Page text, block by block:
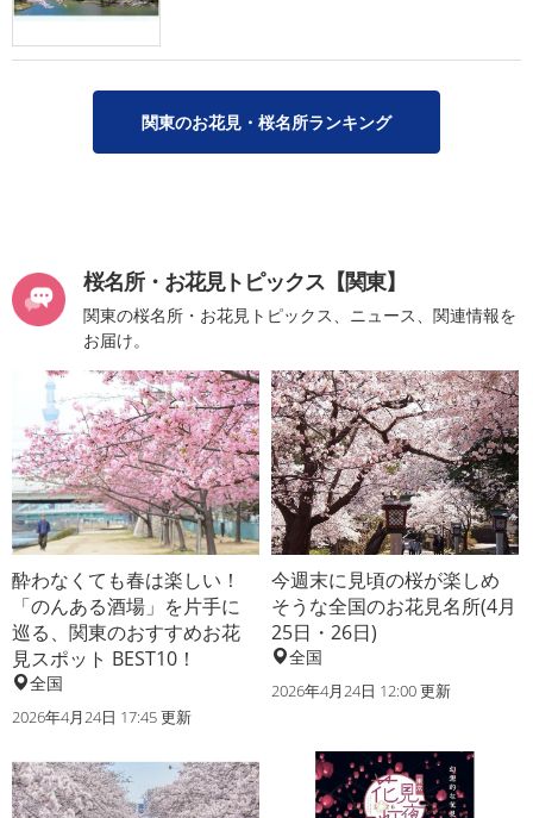
関東のお花見・桜名所ランキング
桜名所・お花見トピックス【関東】
関東の桜名所・お花見トピックス、ニュース、関連情報を
お届け。
酔わなくても春は楽しい！
「のんある酒場」を片手に
巡る、関東のおすすめお花
見スポット BEST10！
全国
2026年4月24日 17:45 更新
今週末に見頃の桜が楽しめ
そうな全国のお花見名所(4月
25日・26日)
全国
2026年4月24日 12:00 更新